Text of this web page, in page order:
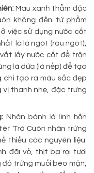
Màu xanh thẫm đặc
không đến từ phẩm
việc sử dụng nước cốt
là lá ngót (rau ngót),
lấy nước cốt để trộn
lá dứa (lá nếp) để tạo
chỉ tạo ra màu sắc đẹp
vị thanh nhẹ, đặc trưng
Nhân bánh là linh hồn
Trà Cuôn nhân trứng
thiếu các nguyên liệu:
đãi vỏ, thịt ba rọi tươi
trứng muối béo mặn,